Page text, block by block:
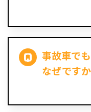
事故車で
なぜです